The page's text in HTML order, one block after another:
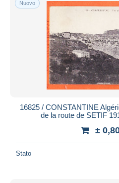
Spedizione gratuita
Metodi di pagamento
PayPal
Bonifico bancario
Visa
Mastercard
iDeal
Residenza del venditore
Nuovo
16825 / CONSTANTINE
de la route de SETIF
±
Stato